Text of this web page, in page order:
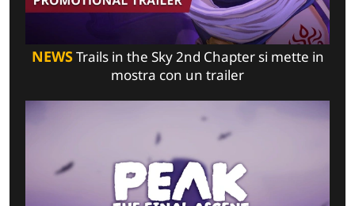
NEWSTrails in the Sky 2nd Chapter si mette in
mostra con un trailer